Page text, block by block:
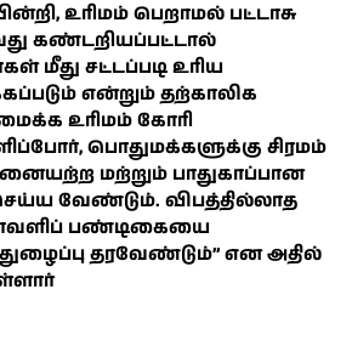
உரிமம் பெறாமல் பட்டாசு
கண்டறியப்பட்டால்
மீது சட்டப்படி உரிய
என்றும் தற்காலிக
உரிமம் கோரி
பொதுமக்களுக்கு சிரமம்
மற்றும் பாதுகாப்பான
வேண்டும். விபத்தில்லாத
பண்டிகையை
தரவேண்டும்” என அதில்